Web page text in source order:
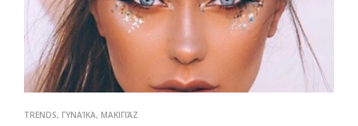
TRENDS, ΓΥΝΑΊΚΑ, ΜΑΚΙΓΙΆΖ